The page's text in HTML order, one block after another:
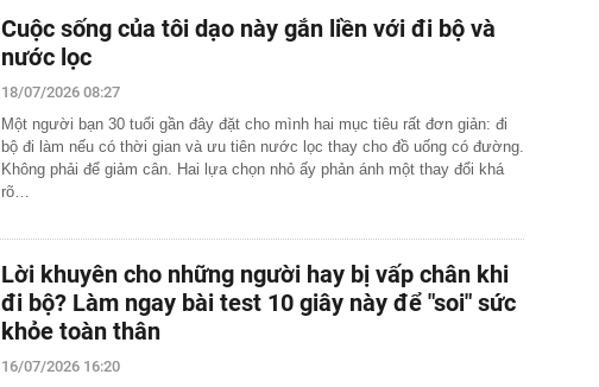
Cuộc sống của tôi dạo này gắn liền với đi bộ và
nước lọc
18/07/2026 08:27
Một người bạn 30 tuổi gần đây đặt cho mình hai mục tiêu rất đơn giản: đi
bộ đi làm nếu có thời gian và ưu tiên nước lọc thay cho đồ uống có đường.
Không phải để giảm cân. Hai lựa chọn nhỏ ấy phản ánh một thay đổi khá
rõ…
Lời khuyên cho những người hay bị vấp chân khi
đi bộ? Làm ngay bài test 10 giây này để "soi" sức
khỏe toàn thân
16/07/2026 16:20